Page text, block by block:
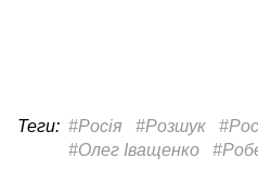
Теги: #Росія #Розшук
#Олег Іващенко